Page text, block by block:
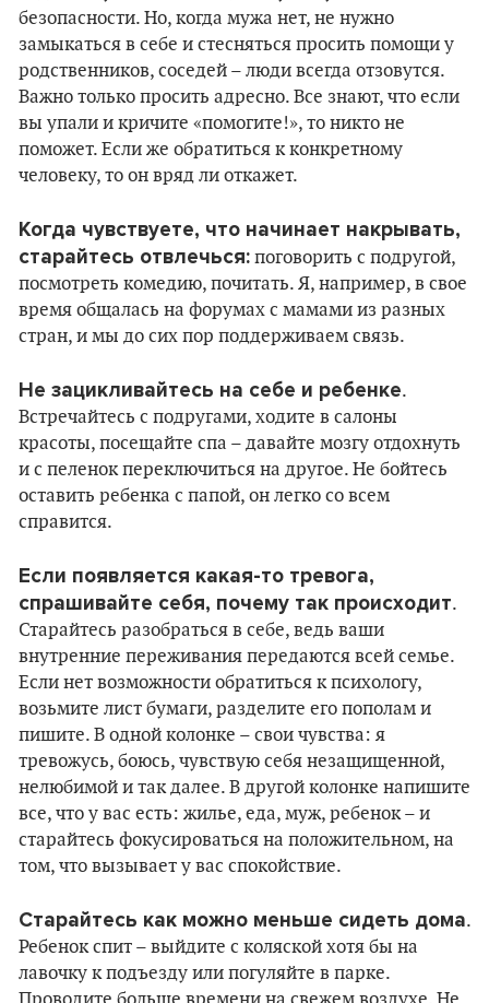
безопасности. Но, когда мужа нет, не нужно
замыкаться в себе и стесняться просить помощи у
родственников, соседей – люди всегда отзовутся.
Важно только просить адресно. Все знают, что если
вы упали и кричите «помогите!», то никто не
поможет. Если же обратиться к конкретному
человеку, то он вряд ли откажет.
Когда чувствуете, что начинает накрывать,
старайтесь отвлечься: поговорить с подругой,
посмотреть комедию, почитать. Я, например, в свое
время общалась на форумах с мамами из разных
стран, и мы до сих пор поддерживаем связь.
Не зацикливайтесь на себе и ребенке.
Встречайтесь с подругами, ходите в салоны
красоты, посещайте спа – давайте мозгу отдохнуть
и с пеленок переключиться на другое. Не бойтесь
оставить ребенка с папой, он легко со всем
справится.
Если появляется какая-то тревога,
спрашивайте себя, почему так происходит.
Старайтесь разобраться в себе, ведь ваши
внутренние переживания передаются всей семье.
Если нет возможности обратиться к психологу,
возьмите лист бумаги, разделите его пополам и
пишите. В одной колонке – свои чувства: я
тревожусь, боюсь, чувствую себя незащищенной,
нелюбимой и так далее. В другой колонке напишите
все, что у вас есть: жилье, еда, муж, ребенок – и
старайтесь фокусироваться на положительном, на
том, что вызывает у вас спокойствие.
Старайтесь как можно меньше сидеть дома.
Ребенок спит – выйдите с коляской хотя бы на
лавочку к подъезду или погуляйте в парке.